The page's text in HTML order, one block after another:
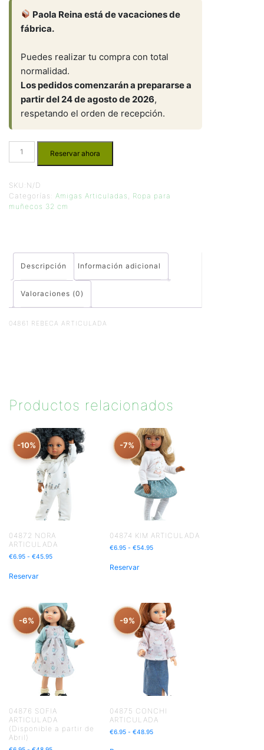
Paola Reina está de vacaciones de
fábrica.
Puedes realizar tu compra con total
normalidad.
Los pedidos comenzarán a prepararse a
partir del 24 de agosto de 2026,
respetando el orden de recepción.
Reservar ahora
SKU: N/D
Categorías: Amigas Articuladas
Ropa para
muñecos 32 cm
Descripción Información adicional
Valoraciones (0)
04861 REBECA ARTICULADA
Productos relacionados
-10%
04872 NORA
ARTICULADA
€6.95 - €45.95
Reservar
-7%
04874 KIM ARTICULADA
€6.95 - €54.95
Reservar
-6%
04876 SOFIA
ARTICULADA
(Disponible a partir de
Abril)
-9%
04875 CONCHI
ARTICULADA
€6.95 - €48.95